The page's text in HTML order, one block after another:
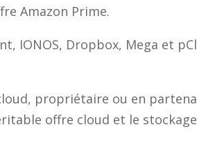
Amazon Prime.
IONOS, Dropbox, Mega et
propriétaire ou en
offre cloud et le